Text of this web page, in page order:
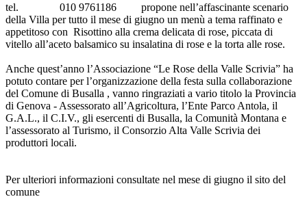
tel. 010 9761186 propone nell’affascinante scenario
della Villa per tutto il mese di giugno un menù a tema raffinato e
appetitoso con Risottino alla crema delicata di rose, piccata di
vitello all’aceto balsamico su insalatina di rose e la torta alle rose.
Anche quest’anno l’Associazione “Le Rose della Valle Scrivia” ha
potuto contare per l’organizzazione della festa sulla collaborazione
del Comune di Busalla , vanno ringraziati a vario titolo la Provincia
di Genova - Assessorato all’Agricoltura, l’Ente Parco Antola, il
G.A.L., il C.I.V., gli esercenti di Busalla, la Comunità Montana e
l’assessorato al Turismo, il Consorzio Alta Valle Scrivia dei
produttori locali.
Per ulteriori informazioni consultate nel mese di giugno il sito del
comune